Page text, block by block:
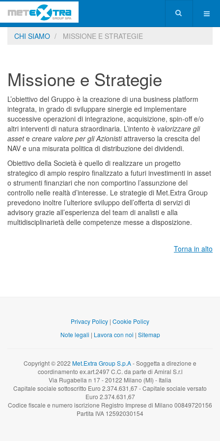
CHI SIAMO MISSIONE E STRATEGIE
Missione e Strategie
L’obiettivo del Gruppo è la creazione di una business platform
integrata, in grado di sviluppare sinergie ed implementare
successive operazioni di integrazione, acquisizione, spin-off e/o
altri interventi di natura straordinaria. L’intento è valorizzare gli
assete creare valore per gli Azionistiattraverso la crescita del
NAV e una misurata politica di distribuzione dei dividendi.
Obiettivo della Società è quello di realizzare un progetto
strategico di ampio respiro finalizzato a futuri investimenti in asset
o strumenti finanziari che non comportino l’assunzione del
controllo nelle realtà d’interesse. Le strategie di Met.Extra Group
prevedono inoltre l’ulteriore sviluppo dell’offerta di servizi di
advisory grazie all’esperienza del team di analisti e alla
multidisciplinarietà delle competenze messe a disposizione.
Torna in alto
Privacy Policy | Cookie Policy
Note legali | Lavora con noi | Sitemap
Copyright © 2022 Met.Extra Group S.p.A- Soggetta a direzione e
coordinamento ex.art.2497 C.C. da parte di Amiral S.r.l
Via Rugabella n 17 - 20122 Milano (MI) - Italia
Capitale sociale sottoscritto Euro 2.374.631,67 - Capitale sociale versato
Euro 2.374.631,67
Codice fiscale e numero iscrizione Registro Imprese di Milano 00849720156
Partita IVA 12592030154